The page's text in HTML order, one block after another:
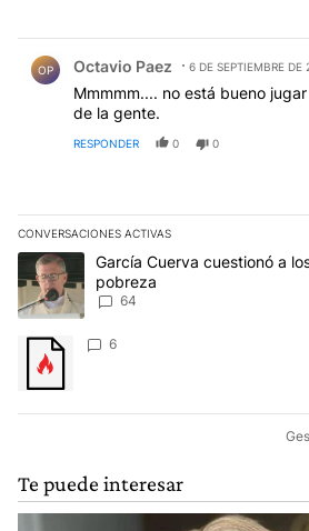
OP Octavio Paez 6 DE SEPTIEMBRE DE
Mmmmm.... no está bueno
de la gente.
RESPONDER 0 0
CONVERSACIONES ACTIVAS
Este listado muestra los artículos con
Un artículo de tendencia con el título
García Cuerva cuestionó a
pobreza
64
Un artículo de tendencia con el título ""
6